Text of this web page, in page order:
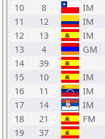
10
8 IM
11
12 IM
12
13 IM
13
4 GM
14
39
15
10 IM
16
11 IM
17
14 IM
18
21 FM
19
37